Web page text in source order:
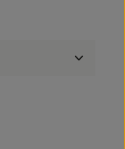
Wert ein